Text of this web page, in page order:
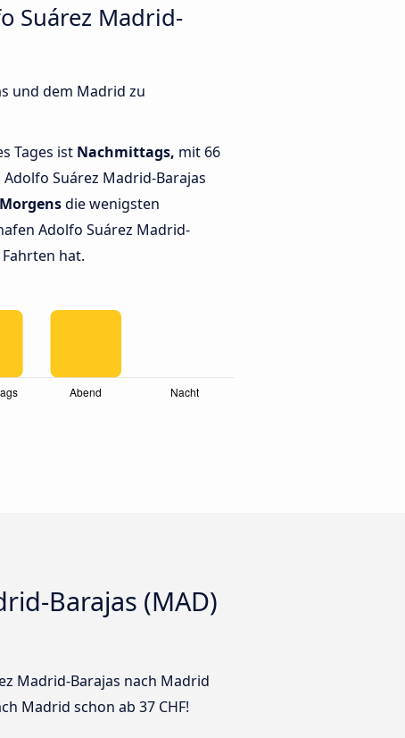
Suárez Madrid-
und dem Madrid zu
Tages ist Nachmittags, mit 66
Suárez Madrid-Barajas
Morgensdie wenigsten
Adolfo Suárez Madrid-
hat.
Barajas (MAD)
Madrid-Barajas nach Madrid
Madrid schon ab 37 CHF!